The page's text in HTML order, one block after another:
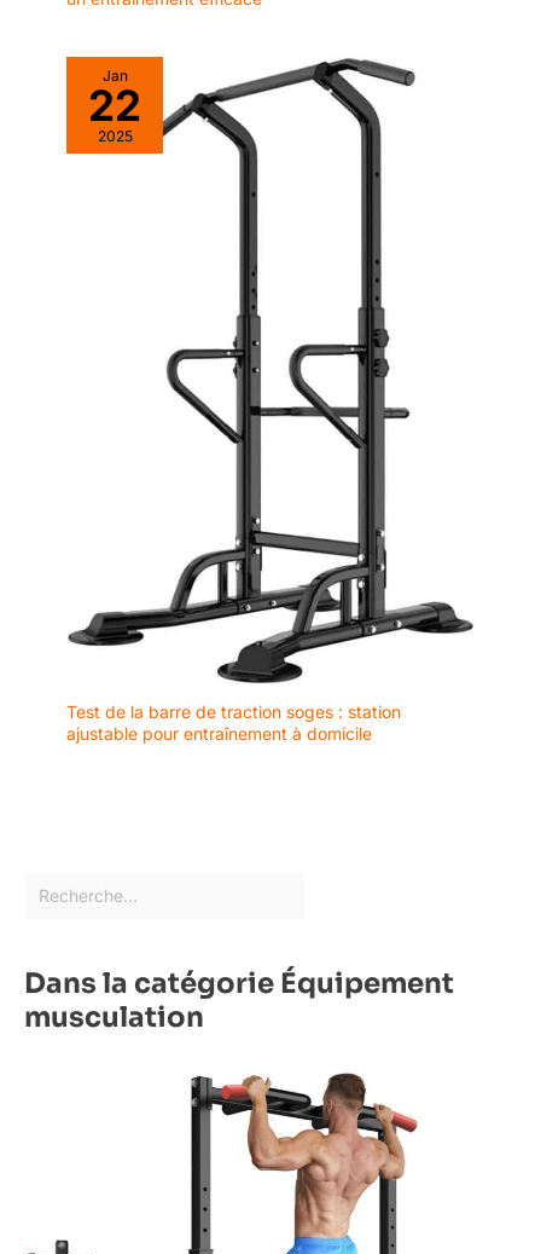
Jan
22
2025
Test de la barre de traction soges : station
ajustable pour entraînement à domicile
Dans la catégorie Équipement
musculation